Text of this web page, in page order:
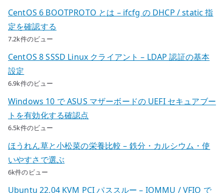
CentOS 6 BOOTPROTO とは – ifcfg の DHCP / static 指
定を確認する
7.2k件のビュー
CentOS 8 SSSD Linux クライアント – LDAP 認証の基本
設定
6.9k件のビュー
Windows 10 で ASUS マザーボードの UEFI セキュアブー
トを有効化する確認点
6.5k件のビュー
ほうれん草と小松菜の栄養比較 – 鉄分・カルシウム・使
いやすさで選ぶ
6k件のビュー
Ubuntu 22.04 KVM PCI パススルー – IOMMU / VFIO で